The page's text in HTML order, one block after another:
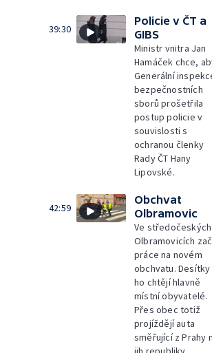
39:30
Policie v ČT a
GIBS
Ministr vnitra Jan
Hamáček chce,
Generální
bezpečnostních
sborů prošetřila
postup policie v
souvislosti s
ochranou členky
Rady ČT Hany
Lipovské.
42:59
Obchvat
Olbramovic
Ve středočeských
Olbramovicích
práce na novém
obchvatu.
ho chtějí hlavně
místní obyvatelé.
Přes obec totiž
projíždějí auta
směřující z Prahy